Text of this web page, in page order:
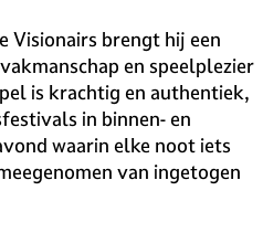
Visionairs brengt hij een
en speelplezier
is krachtig en authentiek,
in binnen- en
waarin elke noot iets
van ingetogen